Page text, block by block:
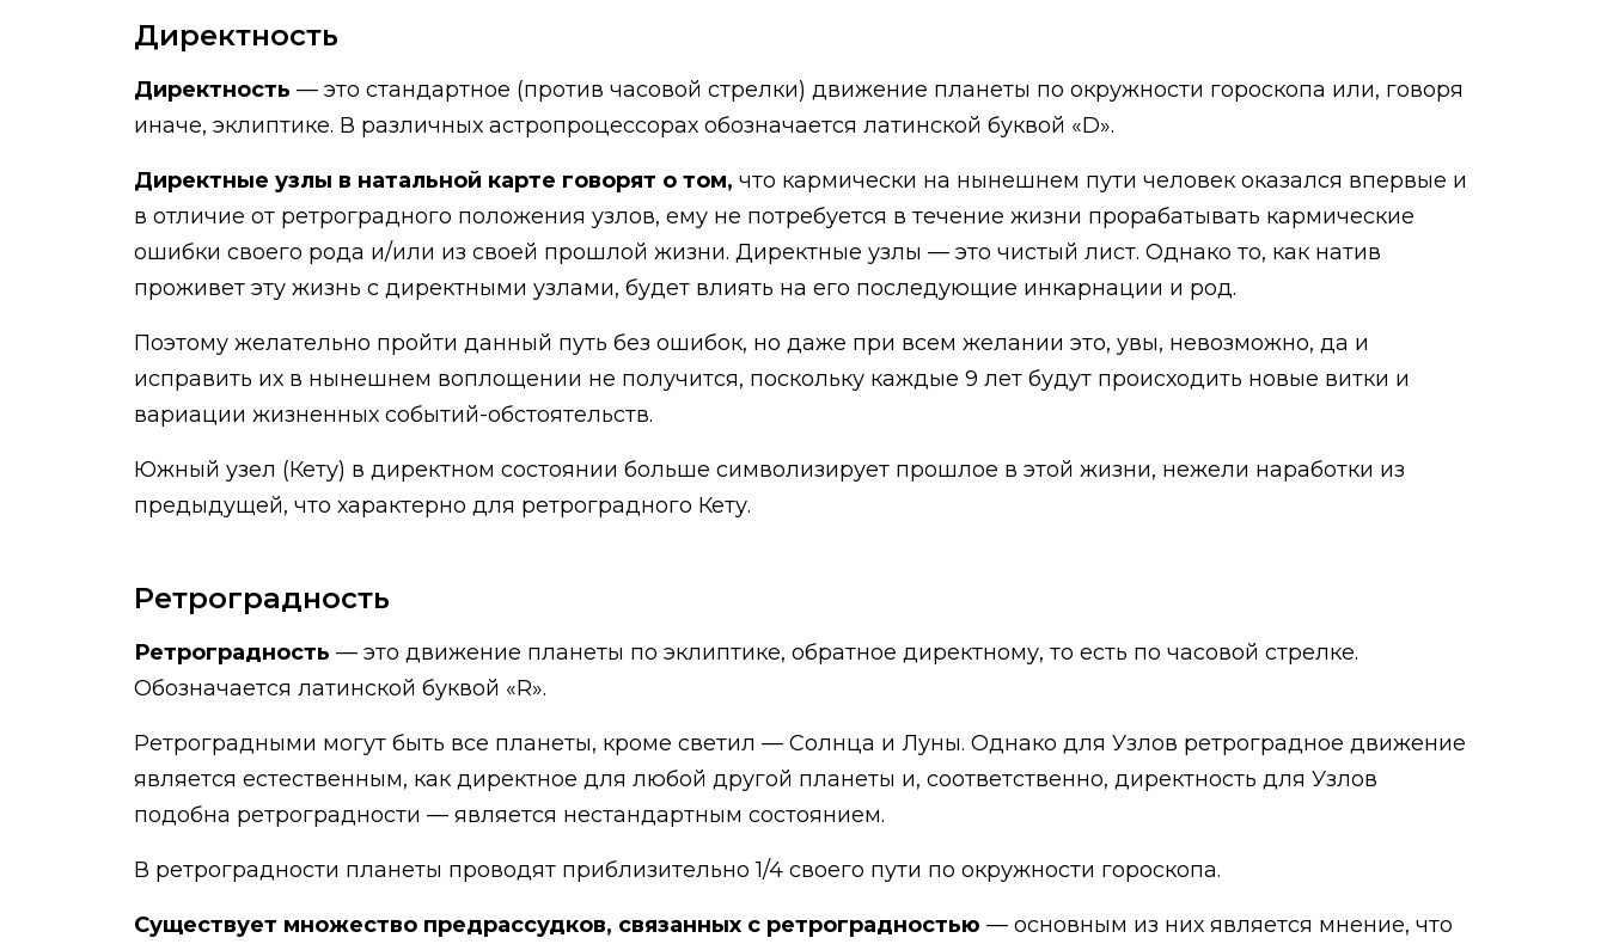
Директность
Директность — это стандартное (против часовой стрелки) движение планеты по окружности гороскопа или, говоря
иначе, эклиптике. В различных астропроцессорах обозначается латинской буквой «D».
Директные узлы в натальной карте говорят о том, что кармически на нынешнем пути человек оказался впервые и
в отличие от ретроградного положения узлов, ему не потребуется в течение жизни прорабатывать кармические
ошибки своего рода и/или из своей прошлой жизни. Директные узлы — это чистый лист. Однако то, как натив
проживет эту жизнь с директными узлами, будет влиять на его последующие инкарнации и род.
Поэтому желательно пройти данный путь без ошибок, но даже при всем желании это, увы, невозможно, да и
исправить их в нынешнем воплощении не получится, поскольку каждые 9 лет будут происходить новые витки и
вариации жизненных событий-обстоятельств.
Южный узел (Кету) в директном состоянии больше символизирует прошлое в этой жизни, нежели наработки из
предыдущей, что характерно для ретроградного Кету.
Ретроградность
Ретроградность — это движение планеты по эклиптике, обратное директному, то есть по часовой стрелке.
Обозначается латинской буквой «R».
Ретроградными могут быть все планеты, кроме светил — Солнца и Луны. Однако для Узлов ретроградное движение
является естественным, как директное для любой другой планеты и, соответственно, директность для Узлов
подобна ретроградности — является нестандартным состоянием.
В ретроградности планеты проводят приблизительно 1/4 своего пути по окружности гороскопа.
Существует множество предрассудков, связанных с ретроградностью — основным из них является мнение, что